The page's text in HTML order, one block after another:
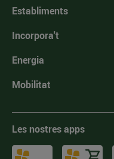
Establiments
Incorpora't
Energia
Mobilitat
Les nostres apps